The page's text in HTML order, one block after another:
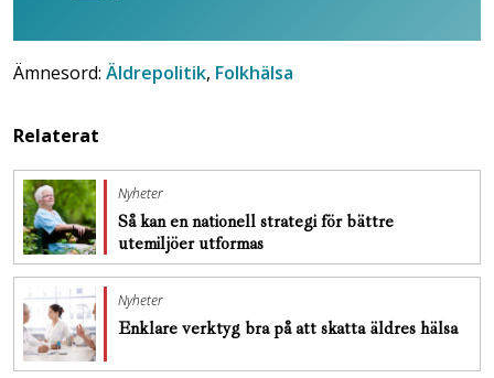
Ämnesord: Äldrepolitik, Folkhälsa
Relaterat
Nyheter
Så kan en nationell strategi för bättre
utemiljöer utformas
Nyheter
Enklare verktyg bra på att skatta äldres hälsa